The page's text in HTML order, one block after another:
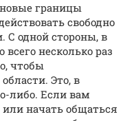
границы
свободно
С одной стороны, в
несколько раз
чтобы
Это, в
либо. Если вам
начать общаться